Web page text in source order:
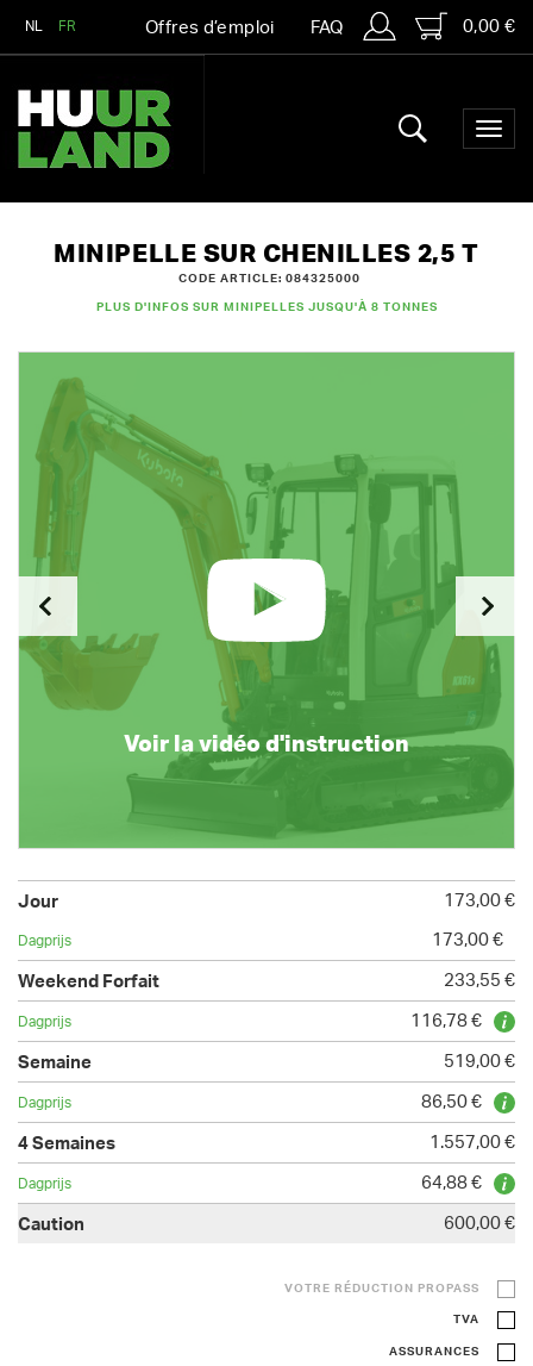
NL FR Offres d’emploi FAQ 0,00 €
MINIPELLE SUR CHENILLES 2,5 T
CODE ARTICLE: 084325000
PLUS D'INFOS SUR MINIPELLES JUSQU'À 8 TONNES
Voir la vidéo d'instruction
173,00 €
173,00 €
233,55 €
116,78 €
519,00 €
86,50 €
1.557,00 €
64,88 €
600,00 €
VOTRE RÉDUCTION PROPASS
TVA
ASSURANCES